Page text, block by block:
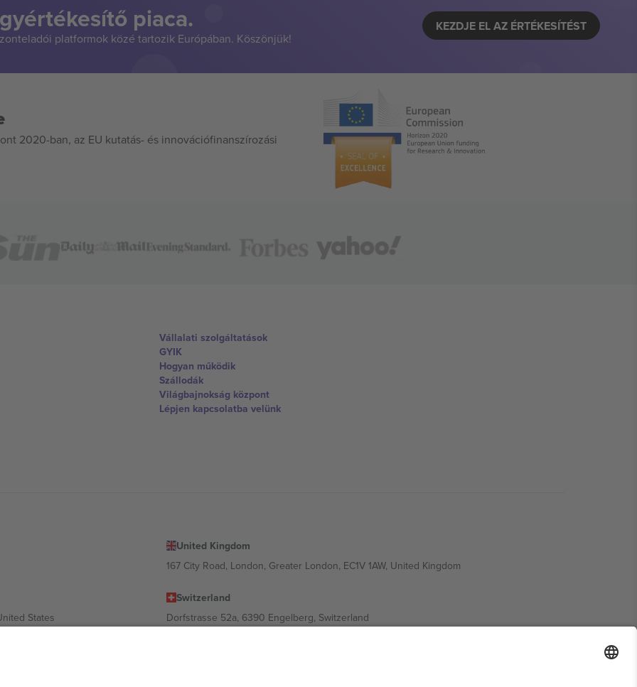
piaca.
platformok közé tartozik Európában. Köszönjük!
KEZDJE EL AZ ÉRTÉKESÍTÉST
2020-ban, az EU kutatás- és innovációfinanszírozási
Vállalati szolgáltatások
GYIK
Hogyan működik
Szállodák
Világbajnokság központ
Lépjen kapcsolatba velünk
United Kingdom
167 City Road, London, Greater London, EC1V 1AW, United Kingdom
States
Switzerland
Dorfstrasse 52a, 6390 Engelberg, Switzerland